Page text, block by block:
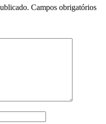
Campos obrigatórios